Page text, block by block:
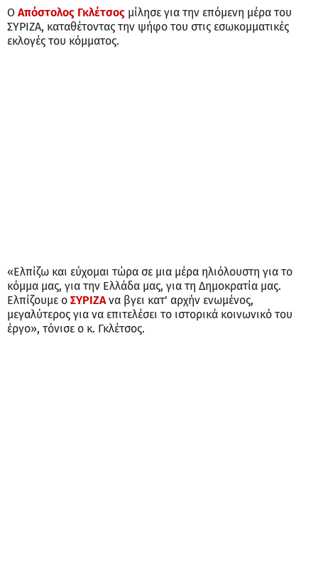
Ο Απόστολος Γκλέτσος μίλησε για την επόμενη μέρα του
ΣΥΡΙΖΑ, καταθέτοντας την ψήφο του στις εσωκομματικές
εκλογές του κόμματος.
«Ελπίζω και εύχομαι τώρα σε μια μέρα ηλιόλουστη για το
κόμμα μας, για την Ελλάδα μας, για τη Δημοκρατία μας.
Ελπίζουμε ο ΣΥΡΙΖΑ να βγει κατ’ αρχήν ενωμένος,
μεγαλύτερος για να επιτελέσει το ιστορικά κοινωνικό του
έργο», τόνισε ο κ. Γκλέτσος.